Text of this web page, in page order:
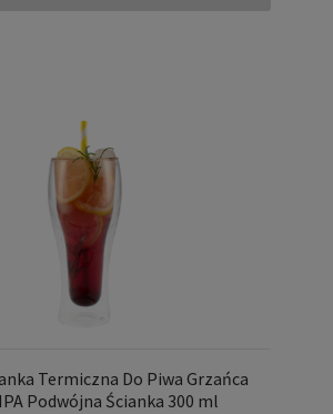
Termiczna Do Piwa Grzańca
Podwójna Ścianka 300 ml